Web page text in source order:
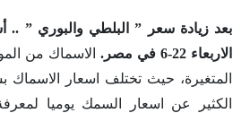
بعد زيادة سعر ” البلطي والبوري ” ..
الاربعاء 22-6 في مصر.
الاسماك من
المتغيرة، حيث تختلف اسعار الاسماك
الكثير عن اسعار السمك يوميا